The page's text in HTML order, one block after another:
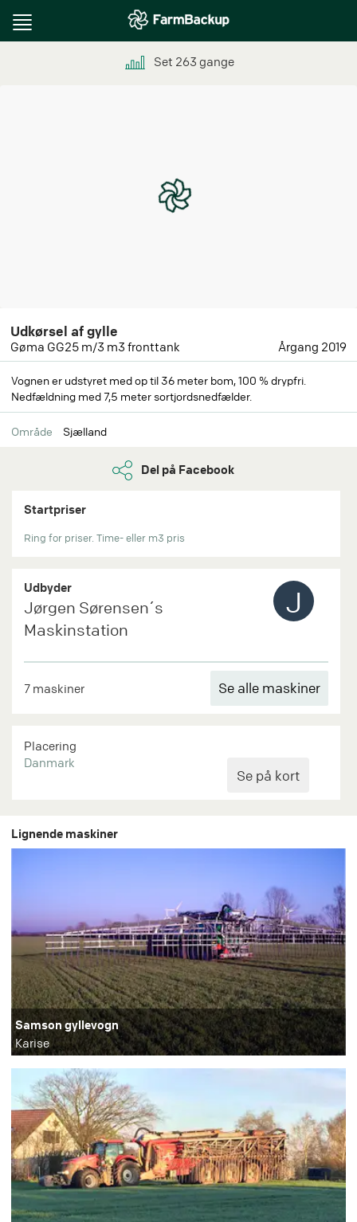
Toggle
Set 263 gange
Udkørsel af gylle
Gøma GG25 m/3 m3 fronttank Årgang 2019
Vognen er udstyret med op til 36 meter bom, 100 % drypfri.
Nedfældning med 7,5 meter sortjordsnedfælder.
Område Sjælland
Del på Facebook
Startpriser
Ring for priser. Time- eller m3 pris
Udbyder
Jørgen Sørensen´s
Maskinstation
J
7 maskiner Se alle maskiner
Placering
Danmark
Lignende maskiner
Samson gyllevogn
Karise